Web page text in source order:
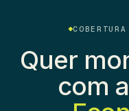
Quer
com a